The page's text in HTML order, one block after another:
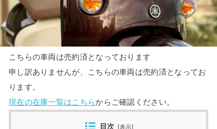
こちらの車両は売約済となっております
申し訳ありませんが、こちらの車両は売約済となってお
ります。
現在の在庫一覧はこちらからご確認ください。
目次 [表示]